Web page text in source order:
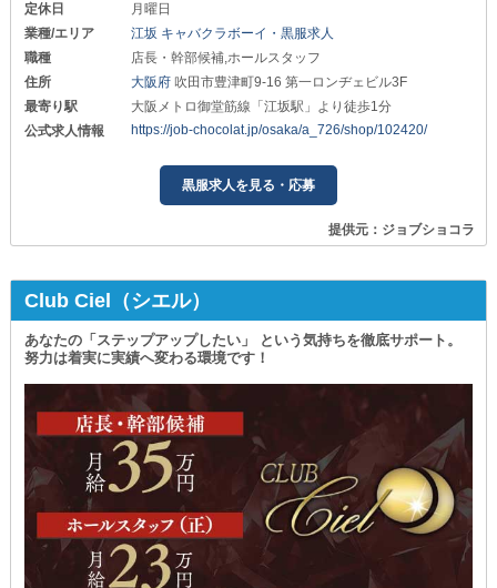
定休日
月曜日
業種/エリア
江坂 キャバクラボーイ・黒服求人
職種
店長・幹部候補,ホールスタッフ
住所
大阪府 吹田市豊津町9-16 第一ロンヂェビル3F
最寄り駅
大阪メトロ御堂筋線「江坂駅」より徒歩1分
公式求人情報
https://job-chocolat.jp/osaka/a_726/shop/102420/
黒服求人を見る・応募
提供元：ジョブショコラ
Club Ciel（シエル）
あなたの「ステップアップしたい」 という気持ちを徹底サポート。
努力は着実に実績へ変わる環境です！